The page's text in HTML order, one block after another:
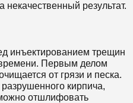
некачественный результат.
инъектированием трещин
времени. Первым делом
от грязи и песка.
кирпича,
отшлифовать